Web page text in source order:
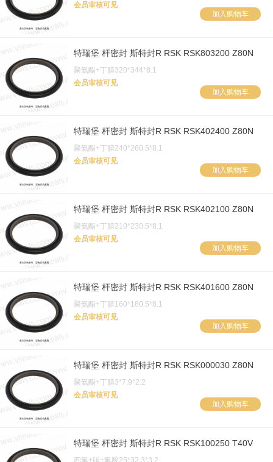
会员审核可见
加入购物车
特瑞堡 杆密封 斯特封R RSK RSK803200 Z80N
聚氨酯+丁腈320*344*8.1
会员审核可见
加入购物车
特瑞堡 杆密封 斯特封R RSK RSK402400 Z80N
聚氨酯+丁腈240*260.5*8.1
会员审核可见
加入购物车
特瑞堡 杆密封 斯特封R RSK RSK402100 Z80N
聚氨酯+丁腈210*230.5*8.1
会员审核可见
加入购物车
特瑞堡 杆密封 斯特封R RSK RSK401600 Z80N
聚氨酯+丁腈160*180.5*8.1
会员审核可见
加入购物车
特瑞堡 杆密封 斯特封R RSK RSK000030 Z80N
聚氨酯+丁腈3*7.9*2.2
会员审核可见
加入购物车
特瑞堡 杆密封 斯特封R RSK RSK100250 T40V
四氟+碳+氟胶25*32.3*3.2